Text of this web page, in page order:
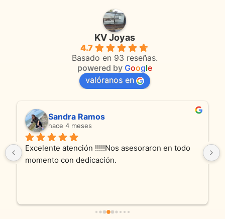
KV Joyas
4.7
Basado en 93 reseñas.
powered by Google
valóranos en
Sandra Ramos
hace 4 meses
Excelente atención !!!!!Nos asesoraron en todo
momento con dedicación.